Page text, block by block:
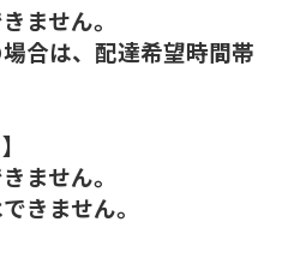
ません。
合は、配達希望時間帯
ません。
きません。